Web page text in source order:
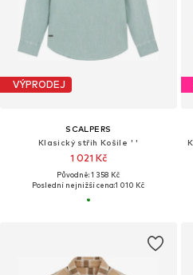
VÝPRODEJ
SCALPERS
Klasický střih Košile ' '
1 021 Kč
Původně: 1 358 Kč
Poslední nejnižší cena:1 010 Kč